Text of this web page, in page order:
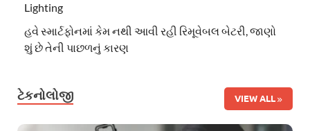
Lighting
હવે સ્માર્ટફોનમાં કેમ નથી આવી રહી રિમૂવેબલ બેટરી, જાણો
શું છે તેની પાછળનું કારણ
ટેકનોલોજી VIEW ALL